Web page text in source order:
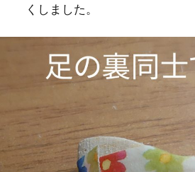
くしました。